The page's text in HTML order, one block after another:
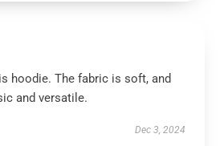
hoodie. The fabric is soft, and
and versatile.
Dec 3, 2024